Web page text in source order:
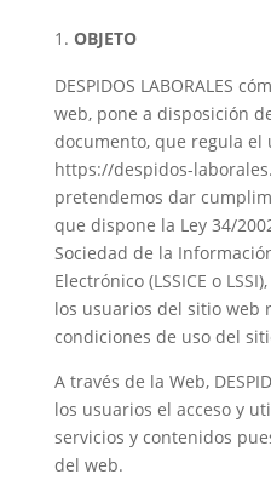
OBJETO
DESPIDOS LABORALES
web, pone a disposición
documento, que regula el
https://despidos-
pretendemos dar
que dispone la Ley 34/
Sociedad de la
Electrónico (LSSICE o
los usuarios del sitio web
condiciones de uso del
A través de la Web,
los usuarios el acceso y
servicios y contenidos
del web.